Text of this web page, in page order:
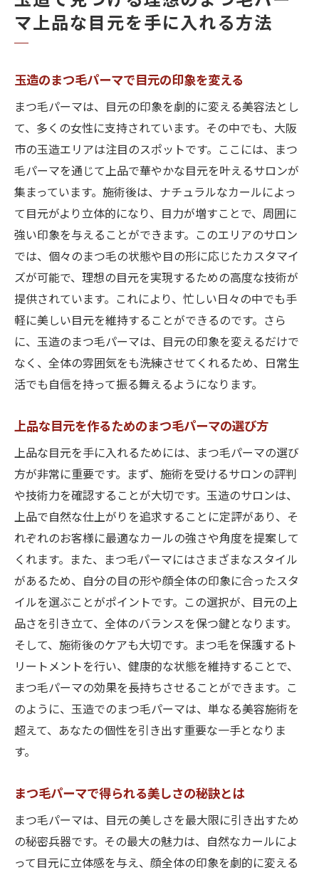
目元を華やかにするまつ毛パーマの魅力
まつ毛パーマで理想の目元を手に入れるポ
大阪市玉造でまつ毛パーマの魅力徹底解剖上品
な仕上がりを体験
大阪市玉造のまつ毛パーマが選ばれる理由
上品な仕上がりを実現するための技術とは
まつ毛パーマの施術プロセスを詳しく解説
玉造のサロンで体験できるまつ毛パーマの
種類
まつ毛パーマで変わる毎日のメイクアップ
玉造のまつ毛パーマで手に入れる自信の目
元
まつ毛パーマで大阪市玉造のサロン最新技術で
華やかさをプラス
最新技術でまつ毛パーマが進化する玉造エ
リア
玉造で受けられる最新のまつ毛パーマとは
まつ毛パーマの技術革新で得られるメリッ
ト
大阪市玉造サロンのトレンド技術をチェッ
ク
まつ毛パーマで叶える理想の目元プロデュ
ース
玉造でまつ毛パーマの違いを実感大阪市で上品
な目元を実現
玉造のまつ毛パーマが他と違うポイントと
は
上品な目元を実現するためのサロン選びの
コツ
まつ毛パーマの技術力の違いを徹底比較
ス
まつ毛パーマで変わる印象とその効果
大阪市玉造のまつ毛パーマサロン忙しい毎日に
自然なカールを
マ上品な目元を手に入れる方法
玉造のまつ毛パーマで目元の印象を変える
まつ毛パーマは、目元の印象を劇的に変える美容法とし
て、多くの女性に支持されています。その中でも、大阪
市の玉造エリアは注目のスポットです。ここには、まつ
毛パーマを通じて上品で華やかな目元を叶えるサロンが
集まっています。施術後は、ナチュラルなカールによっ
て目元がより立体的になり、目力が増すことで、周囲に
強い印象を与えることができます。このエリアのサロン
では、個々のまつ毛の状態や目の形に応じたカスタマイ
ズが可能で、理想の目元を実現するための高度な技術が
提供されています。これにより、忙しい日々の中でも手
軽に美しい目元を維持することができるのです。さら
に、玉造のまつ毛パーマは、目元の印象を変えるだけで
なく、全体の雰囲気をも洗練させてくれるため、日常生
活でも自信を持って振る舞えるようになります。
上品な目元を作るためのまつ毛パーマの選び方
上品な目元を手に入れるためには、まつ毛パーマの選び
方が非常に重要です。まず、施術を受けるサロンの評判
や技術力を確認することが大切です。玉造のサロンは、
上品で自然な仕上がりを追求することに定評があり、そ
れぞれのお客様に最適なカールの強さや角度を提案して
くれます。また、まつ毛パーマにはさまざまなスタイル
があるため、自分の目の形や顔全体の印象に合ったスタ
イルを選ぶことがポイントです。この選択が、目元の上
品さを引き立て、全体のバランスを保つ鍵となります。
そして、施術後のケアも大切です。まつ毛を保護するト
リートメントを行い、健康的な状態を維持することで、
まつ毛パーマの効果を長持ちさせることができます。こ
のように、玉造でのまつ毛パーマは、単なる美容施術を
超えて、あなたの個性を引き出す重要な一手となりま
す。
まつ毛パーマで得られる美しさの秘訣とは
まつ毛パーマは、目元の美しさを最大限に引き出すため
の秘密兵器です。その最大の魅力は、自然なカールによ
って目元に立体感を与え、顔全体の印象を劇的に変える